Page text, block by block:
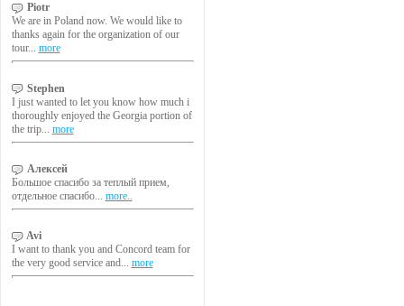
Piotr
We are in Poland now. We would like to
thanks again for the organization of our
tour... more
Stephen
I just wanted to let you know how much i
thoroughly enjoyed the Georgia portion of
the trip... more
Алексей
Большое спасибо за теплый прием,
отдельное спасибо... more..
Avi
I want to thank you and Concord team for
the very good service and... more